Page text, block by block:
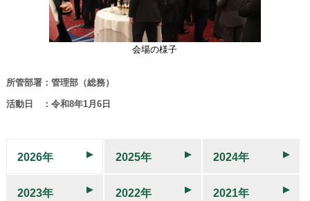
会場の様子
所管部署：管理部（総務）
活動日 ：令和8年1月6日
2026年 2025年 2024年
2023年 2022年 2021年